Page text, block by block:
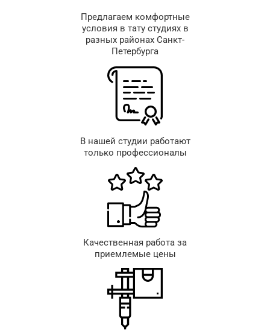
Предлагаем комфортные
условия в тату студиях в
разных районах Санкт-
Петербурга
В нашей студии работают
только профессионалы
Качественная работа за
приемлемые цены